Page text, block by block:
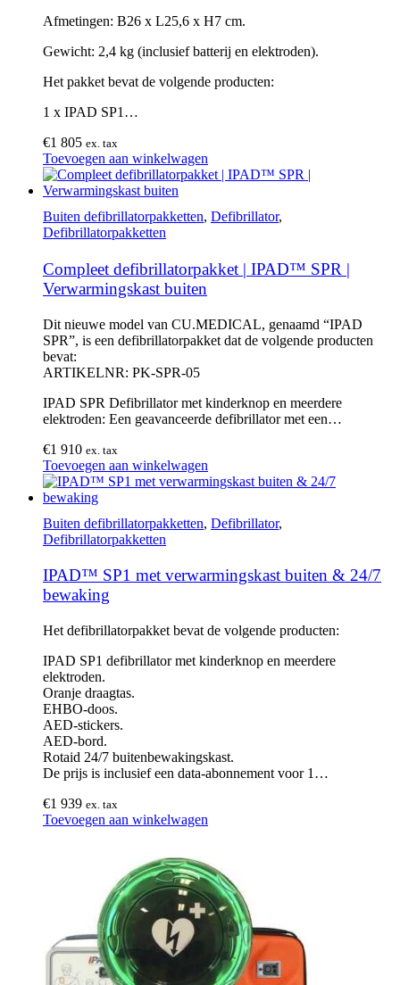
Afmetingen: B26 x L25,6 x H7 cm.
Gewicht: 2,4 kg (inclusief batterij en elektroden).
Het pakket bevat de volgende producten:
1 x IPAD SP1…
€1 805 ex. tax
Toevoegen aan winkelwagen
Buiten defibrillatorpakketten, Defibrillator,
Defibrillatorpakketten
Compleet defibrillatorpakket | IPAD™ SPR |
Verwarmingskast buiten
Dit nieuwe model van CU.MEDICAL, genaamd “IPAD
SPR”, is een defibrillatorpakket dat de volgende producten
bevat:
ARTIKELNR: PK-SPR-05
IPAD SPR Defibrillator met kinderknop en meerdere
elektroden: Een geavanceerde defibrillator met een…
€1 910 ex. tax
Toevoegen aan winkelwagen
Buiten defibrillatorpakketten, Defibrillator,
Defibrillatorpakketten
IPAD™ SP1 met verwarmingskast buiten & 24/7
bewaking
Het defibrillatorpakket bevat de volgende producten:
IPAD SP1 defibrillator met kinderknop en meerdere
elektroden.
Oranje draagtas.
EHBO-doos.
AED-stickers.
AED-bord.
Rotaid 24/7 buitenbewakingskast.
De prijs is inclusief een data-abonnement voor 1…
€1 939 ex. tax
Toevoegen aan winkelwagen